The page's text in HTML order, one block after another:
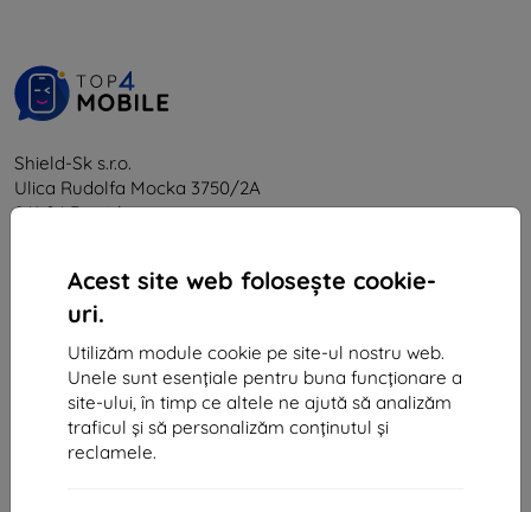
Acest site web folosește cookie-
uri.
Utilizăm module cookie pe site-ul nostru web.
Unele sunt esențiale pentru buna funcționare a
site-ului, în timp ce altele ne ajută să analizăm
traficul și să personalizăm conținutul și
reclamele.
Shield-Sk s.r.o.
Ulica Rudolfa Mocka 3750/2A
841 04 Bratislava
CUI TVA:SK2023549671
Contact
info@top4mobile.eu
Scrieți-ne